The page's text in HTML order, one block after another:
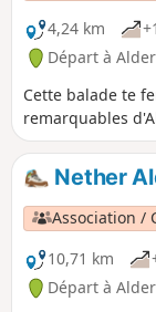
4,24 km
Départ à
Cette balade te
remarquables
Nether
Association /
10,71 km
Départ à